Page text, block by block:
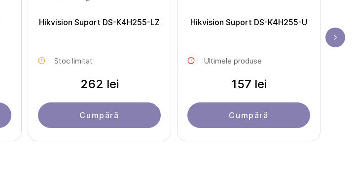
Hikvision Suport DS-K4H255-LZ
Stoc limitat
262 lei
Cumpără
Hikvision Suport DS-K4H255-U
Ultimele produse
157 lei
Cumpără